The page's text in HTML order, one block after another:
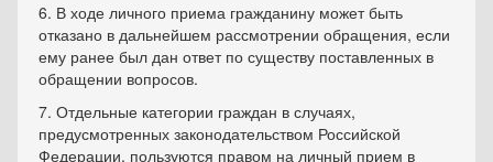
6. В ходе личного приема гражданину может быть
отказано в дальнейшем рассмотрении обращения, если
ему ранее был дан ответ по существу поставленных в
обращении вопросов.
7. Отдельные категории граждан в случаях,
предусмотренных законодательством Российской
Федерации, пользуются правом на личный прием в